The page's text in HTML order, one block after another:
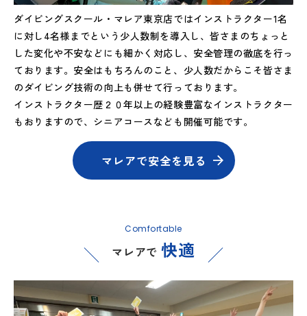
ダイビングスクール・マレア東京店ではインストラクター1名
に対し4名様までという少人数制を導入し、皆さまのちょっと
した変化や不安などにも細かく対応し、安全管理の徹底を行っ
ております。安全はもちろんのこと、少人数だからこそ皆さま
のダイビング技術の向上も併せて行っております。
インストラクター歴２０年以上の経験豊富なインストラクター
もおりますので、シニアコースなども開催可能です。
マレアで安全を見る
Comfortable
マレアで 快適